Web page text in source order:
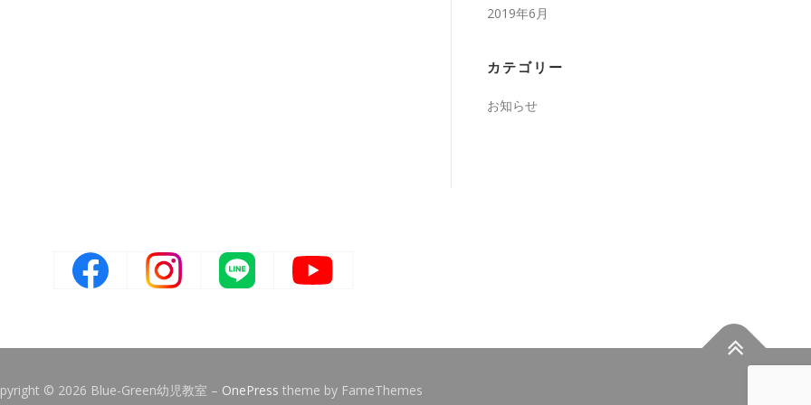
2019年6月
カテゴリー
お知らせ
© 2026 Blue-Green幼児教室 – OnePress theme by FameThemes